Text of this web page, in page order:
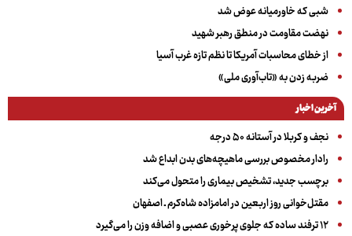
شبی که خاورمیانه عوض شد
نهضت مقاومت در منطق رهبر شهید
از خطای محاسبات آمریکا تا نظم تازه غرب آسیا
ضربه زدن به «تاب‌آوری ملی»
آخرین اخبار
نجف و کربلا در آستانه ۵۰ درجه
رادار مخصوص بررسی ماهیچه‌های بدن ابداع شد
برچسب جدید، تشخیص بیماری را متحول می‌کند
مقتل‌خوانی روز اربعین در امامزاده شاه‌کرم ـ اصفهان
۱۲ ترفند ساده که جلوی پرخوری عصبی و اضافه ‌وزن را می‌گیرد